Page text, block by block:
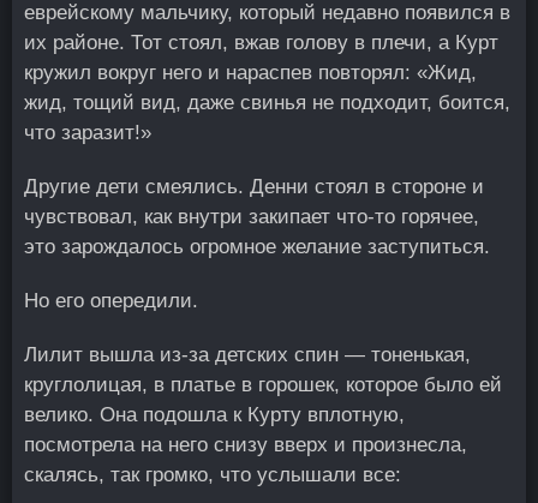
еврейскому мальчику, который недавно появился в
их районе. Тот стоял, вжав голову в плечи, а Курт
кружил вокруг него и нараспев повторял: «Жид,
жид, тощий вид, даже свинья не подходит, боится,
что заразит!»
Другие дети смеялись. Денни стоял в стороне и
чувствовал, как внутри закипает что-то горячее,
это зарождалось огромное желание заступиться.
Но его опередили.
Лилит вышла из-за детских спин — тоненькая,
круглолицая, в платье в горошек, которое было ей
велико. Она подошла к Курту вплотную,
посмотрела на него снизу вверх и произнесла,
скалясь, так громко, что услышали все: